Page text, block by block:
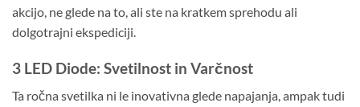
akcijo, ne glede na to, ali ste na kratkem sprehodu ali
dolgotrajni ekspediciji.
3 LED Diode: Svetilnost in Varčnost
Ta ročna svetilka ni le inovativna glede napajanja, ampak tudi